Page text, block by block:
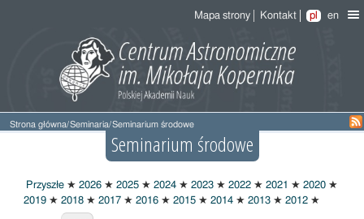
Mapa strony Kontakt pl en
Strona główna/Seminaria/Seminarium środowe
Seminarium środowe
Przyszłe ★ 2026 ★ 2025 ★ 2024 ★ 2023 ★ 2022 ★ 2021 ★ 2020 ★
2019 ★ 2018 ★ 2017 ★ 2016 ★ 2015 ★ 2014 ★ 2013 ★ 2012 ★